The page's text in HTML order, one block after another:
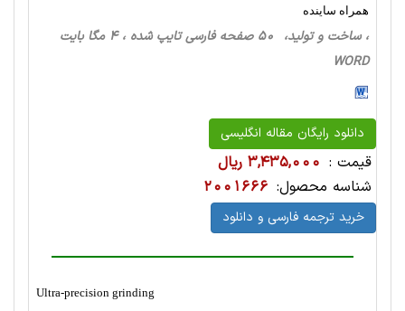
همراه ساینده
، ساخت‌ و تولید، 50 صفحه فارسی تایپ شده ، 4 مگا بایت
WORD
دانلود رایگان مقاله انگلیسی
قیمت : 3,435,000 ریال
شناسه محصول: 2001666
خرید ترجمه فارسی و دانلود
Ultra-precision grinding